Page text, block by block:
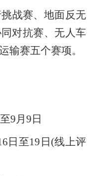
战赛、地面反无
对抗赛、无人车
输赛五个赛项。
9月9日
日至19日(线上评